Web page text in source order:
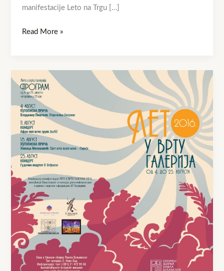
manifestacije Leto na Trgu […]
Read More »
U
VRTU
GALERIJA
2016.